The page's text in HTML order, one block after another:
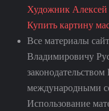
Художник Алексей
Купить картину
Все материалы
Владимировичу
международными
Использование